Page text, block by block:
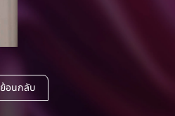
ย้อนกลับ